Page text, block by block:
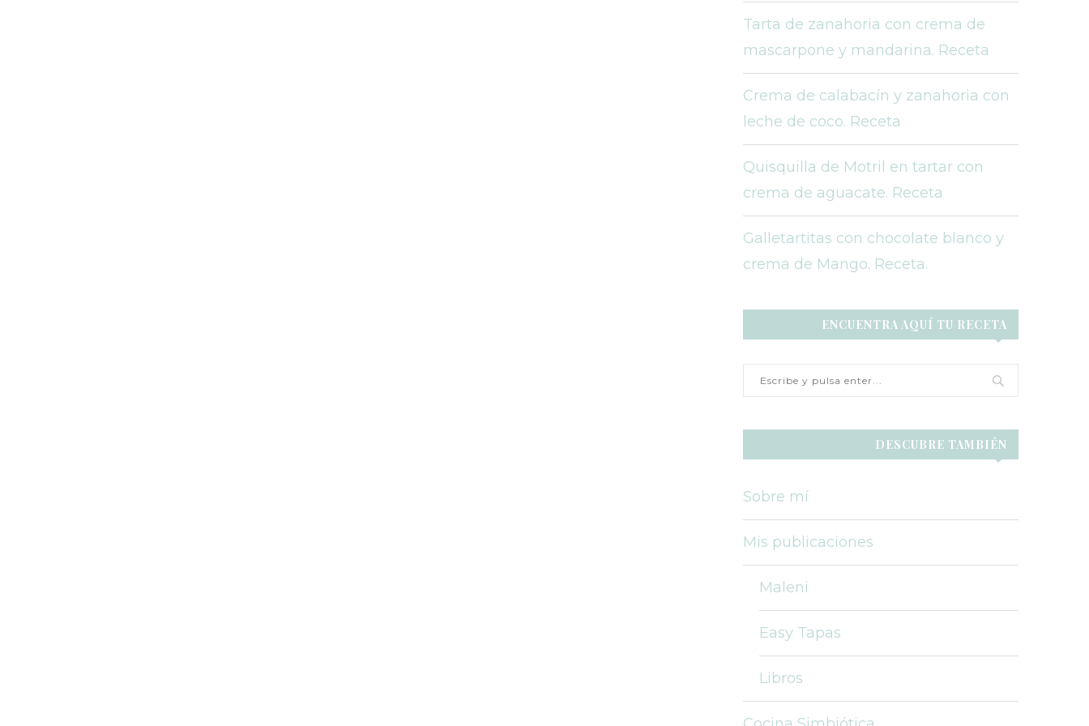
Tarta de zanahoria con crema de
mascarpone y mandarina. Receta
Crema de calabacín y zanahoria con
leche de coco. Receta
Quisquilla de Motril en tartar con
crema de aguacate. Receta
Galletartitas con chocolate blanco y
crema de Mango. Receta.
ENCUENTRA AQUÍ TU RECETA
DESCUBRE TAMBIÉN
Sobre mí
Mis publicaciones
Maleni
Easy Tapas
Libros